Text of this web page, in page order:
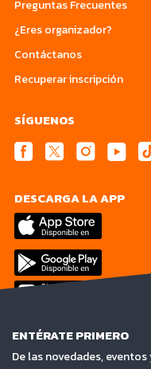
Preguntas Frecuentes
¿Eres organizador?
Contáctanos
Recuperar inscripción
SÍGUENOS
DESCARGA LA APP
ENTÉRATE PRIMERO
De las novedades,